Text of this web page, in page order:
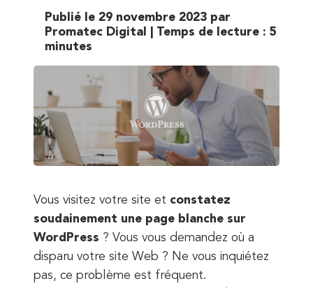
Publié le 29 novembre 2023 par
Promatec Digital | Temps de lecture : 5
minutes
Vous visitez votre site et constatez
soudainement une page blanche sur
WordPress ? Vous vous demandez où a
disparu votre site Web ? Ne vous inquiétez
pas, ce problème est fréquent.